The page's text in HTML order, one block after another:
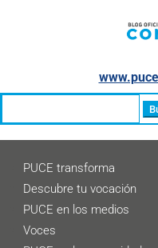
PUCE transforma
Descubre tu vocación
PUCE en los medios
Voces